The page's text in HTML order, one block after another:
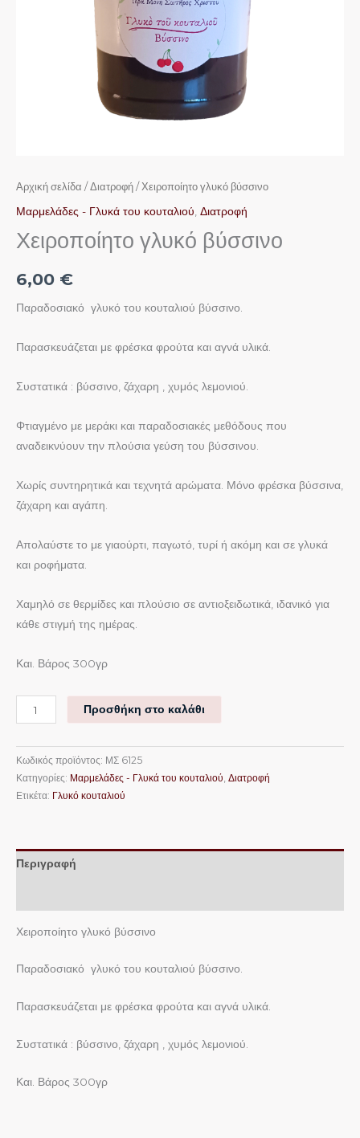
Αρχική σελίδα / Διατροφή / Χειροποίητο γλυκό βύσσινο
Μαρμελάδες - Γλυκά του κουταλιού Διατροφή
Χειροποίητο γλυκό βύσσινο
6,00 €
Παραδοσιακό γλυκό του κουταλιού βύσσινο.
Παρασκευάζεται με φρέσκα φρούτα και αγνά υλικά.
Συστατικά : βύσσινο, ζάχαρη , χυμός λεμονιού.
Φτιαγμένο με μεράκι και παραδοσιακές μεθόδους που
αναδεικνύουν την πλούσια γεύση του βύσσινου.
Χωρίς συντηρητικά και τεχνητά αρώματα. Μόνο φρέσκα βύσσινα,
ζάχαρη και αγάπη.
Απολαύστε το με γιαούρτι, παγωτό, τυρί ή ακόμη και σε γλυκά
και ροφήματα.
Χαμηλό σε θερμίδες και πλούσιο σε αντιοξειδωτικά, ιδανικό για
κάθε στιγμή της ημέρας.
Και. Βάρος 300γρ
Προσθήκη στο καλάθι
Κωδικός προϊόντος: ΜΣ 6125
Κατηγορίες: Μαρμελάδες - Γλυκά του κουταλιού Διατροφή
Ετικέτα: Γλυκό κουταλιού
Περιγραφή
Χειροποίητο γλυκό βύσσινο
Παραδοσιακό γλυκό του κουταλιού βύσσινο.
Παρασκευάζεται με φρέσκα φρούτα και αγνά υλικά.
Συστατικά : βύσσινο, ζάχαρη , χυμός λεμονιού.
Και. Βάρος 300γρ